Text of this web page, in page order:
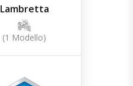
Lambretta
(1 Modello)